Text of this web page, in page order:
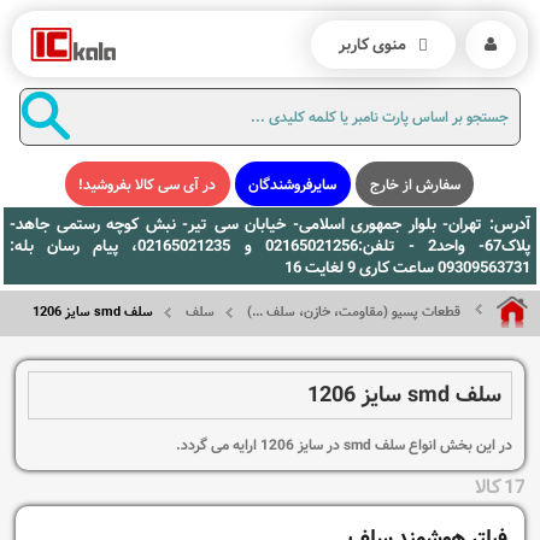
سفارش از خارج سایرفروشندگان در آی سی کالا بفروشید!
آدرس: تهران- بلوار جمهوری اسلامی- خیابان سی تیر- نبش کوچه رستمی جاهد-
پلاک67- واحد2 - تلفن:02165021256 و 02165021235، پیام رسان بله:
09309563731 ساعت کاری 9 لغایت 16
قطعات پسیو (مقاومت، خازن، سلف ...) سلف سلف smd سایز 1206
سلف smd سایز 1206
در این بخش انواع سلف smd در سایز 1206 ارایه می گردد.
17 کالا
منوی کاربر